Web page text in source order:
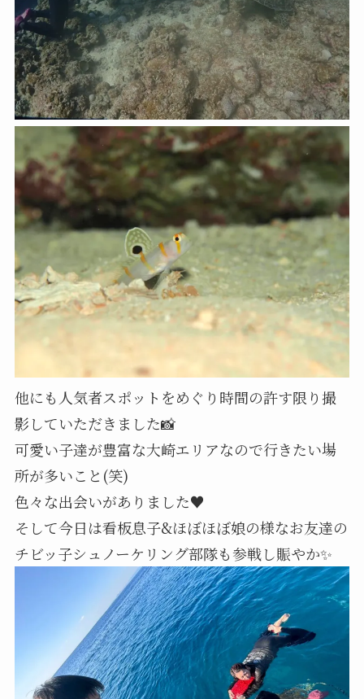
他にも人気者スポットをめぐり時間の許す限り撮
影していただきました📸
可愛い子達が豊富な大崎エリアなので行きたい場
所が多いこと(笑)
色々な出会いがありました♥️
そして今日は看板息子&ほぼほぼ娘の様なお友達の
チビッ子シュノーケリング部隊も参戦し賑やか✨